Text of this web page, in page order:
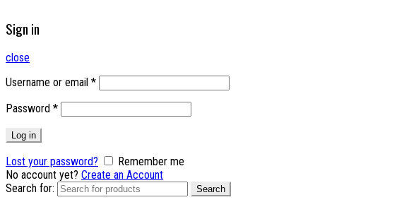
Sign in
close
Username or email *
Password *
Log in
Lost your password?
Remember me
No account yet? Create an Account
Search for:
Search